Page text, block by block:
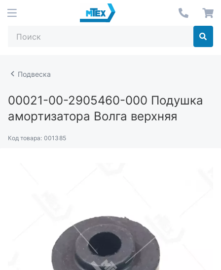
Подвеска
00021-00-2905460-000 Подушка
амортизатора Волга верхняя
Код товара: 001385